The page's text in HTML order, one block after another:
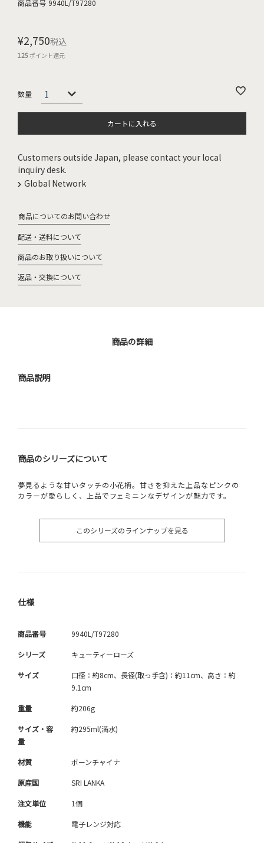
商品番号 9940L/T97280
¥2,750税込
125ポイント還元
カートに入れる
Customers outside Japan, please contact your local
inquiry desk.
Global Network
商品についてのお問い合わせ
配送・送料について
商品のお取り扱いについて
返品・交換について
商品の詳細
商品説明
商品のシリーズについて
夢見るような甘いタッチの小花柄。甘さを抑えた上品なピンクの
カラーが愛らしく、上品でフェミニンなデザインが魅力です。
このシリーズのラインナップを見る
仕様
商品番号 9940L/T97280
シリーズ キューティーローズ
サイズ
口径：約8cm、長径(取っ手含)：約11cm、高さ：約
9.1cm
重量 約206g
サイズ・容
量
約295ml(満水)
材質 ボーンチャイナ
原産国 SRI LANKA
注文単位 1個
機能 電子レンジ対応